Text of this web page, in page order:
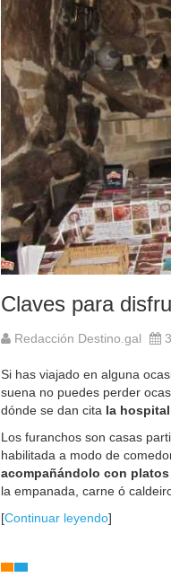
Claves para
Redacción Destino.gal
Si has viajado en alguna
suena no puedes perder
dónde se dan cita la
Los furanchos son casas
habilitada a modo de
acompañándolo con
la empanada, carne ó
[Continuar leyendo]